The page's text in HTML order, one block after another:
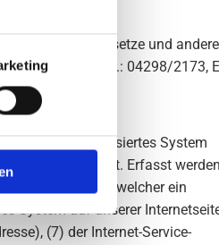
Datenschutzgesetze und
Deutschland, Tel.: 04298/2173,
ein automatisiertes System
gespeichert. Erfasst werden
von welcher ein
System auf unserer
(7) der Internet-Service-